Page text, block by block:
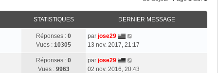
STATISTIQUES DERNIER MESSAGE
Réponses : 0
Vues : 10305
par jose29
13 nov. 2017, 21:17
Réponses : 0
Vues : 9963
par jose29
02 nov. 2016, 20:43